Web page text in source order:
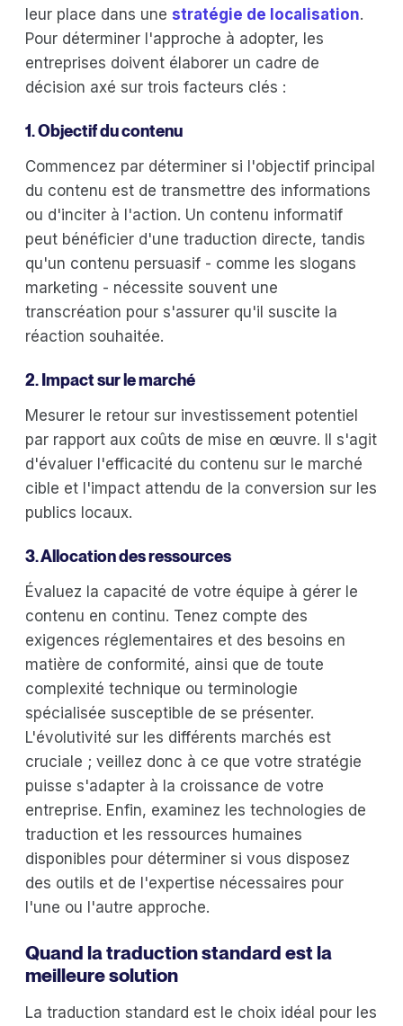
leur place dans une stratégie de localisation.
Pour déterminer l'approche à adopter, les
entreprises doivent élaborer un cadre de
décision axé sur trois facteurs clés :
1. Objectif du contenu
Commencez par déterminer si l'objectif principal
du contenu est de transmettre des informations
ou d'inciter à l'action. Un contenu informatif
peut bénéficier d'une traduction directe, tandis
qu'un contenu persuasif - comme les slogans
marketing - nécessite souvent une
transcréation pour s'assurer qu'il suscite la
réaction souhaitée.
2. Impact sur le marché
Mesurer le retour sur investissement potentiel
par rapport aux coûts de mise en œuvre. Il s'agit
d'évaluer l'efficacité du contenu sur le marché
cible et l'impact attendu de la conversion sur les
publics locaux.
3. Allocation des ressources
Évaluez la capacité de votre équipe à gérer le
contenu en continu. Tenez compte des
exigences réglementaires et des besoins en
matière de conformité, ainsi que de toute
complexité technique ou terminologie
spécialisée susceptible de se présenter.
L'évolutivité sur les différents marchés est
cruciale ; veillez donc à ce que votre stratégie
puisse s'adapter à la croissance de votre
entreprise. Enfin, examinez les technologies de
traduction et les ressources humaines
disponibles pour déterminer si vous disposez
des outils et de l'expertise nécessaires pour
l'une ou l'autre approche.
Quand la traduction standard est la
meilleure solution
La traduction standard est le choix idéal pour les